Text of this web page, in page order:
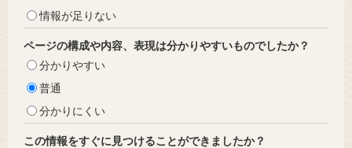
情報が足りない
ページの構成や内容、表現は分かりやすいものでしたか？
分かりやすい
普通
分かりにくい
この情報をすぐに見つけることができましたか？